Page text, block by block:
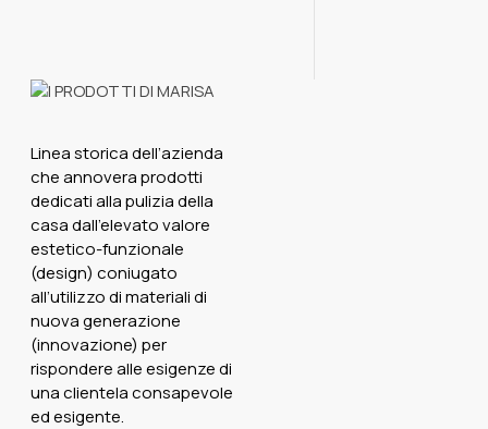
Scovolo Wc
Spingi
Sturalavandino
Tira
Velluto Vetri
set mop
spazzola
spazzolone
strizzatore
Linea storica dell’azienda
che annovera prodotti
dedicati alla pulizia della
casa dall’elevato valore
estetico-funzionale
(design) coniugato
all’utilizzo di materiali di
nuova generazione
(innovazione) per
rispondere alle esigenze di
una clientela consapevole
ed esigente.